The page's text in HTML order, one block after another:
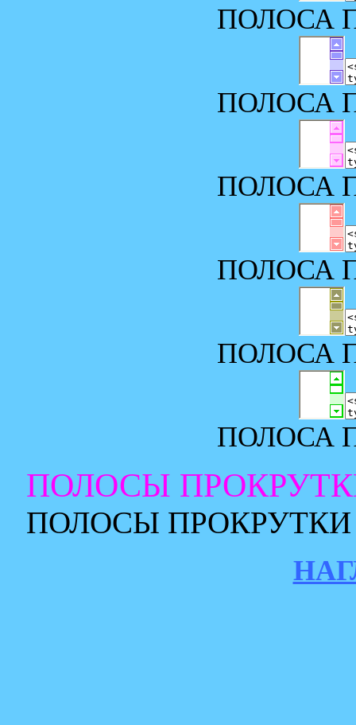
ПОЛОСА
ПОЛОСА
ПОЛОСА
ПОЛОСА
ПОЛОСА
ПОЛОСА
ПОЛОСЫ
ПОЛОСЫ